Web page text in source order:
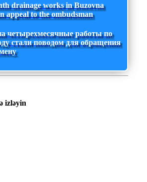
drainage works in Buzovna
appeal to the ombudsman
четырехмесячные работы по
стали поводом для обращения
izləyin